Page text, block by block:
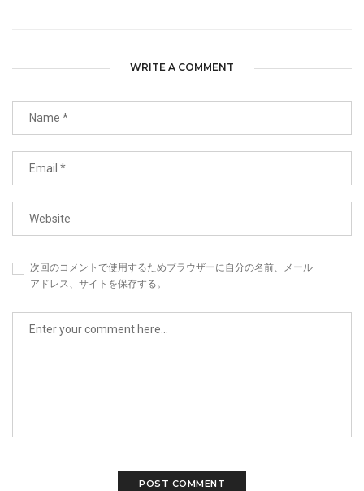
WRITE A COMMENT
次回のコメントで使用するためブラウザーに自分の名前、メール
アドレス、サイトを保存する。